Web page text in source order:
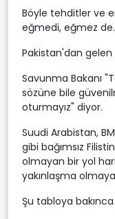
Böyle tehditler ve
eğmedi, eğmez de.
Pakistan'dan
Savunma Bakanı
sözüne bile
oturmayız" diyor.
Suudi Arabistan,
gibi bağımsız
olmayan bir yol
yakınlaşma
Şu tabloya